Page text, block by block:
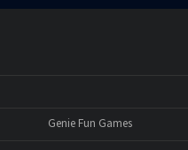
Genie Fun Games